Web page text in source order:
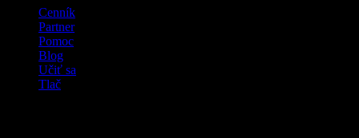
Cenník
Partner
Pomoc
Blog
Učiť sa
Tlač